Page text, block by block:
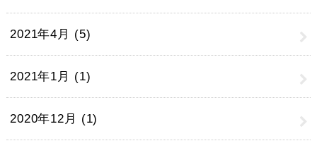
2021年4月 (5)
2021年1月 (1)
2020年12月 (1)